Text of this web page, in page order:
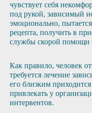
чувствует себя
под рукой, зависимый
эмоционально,
рецепта, получить в
службы скорой помощи
Как правило, человек
требуется лечение
его близким
привлекать у
интервентов.